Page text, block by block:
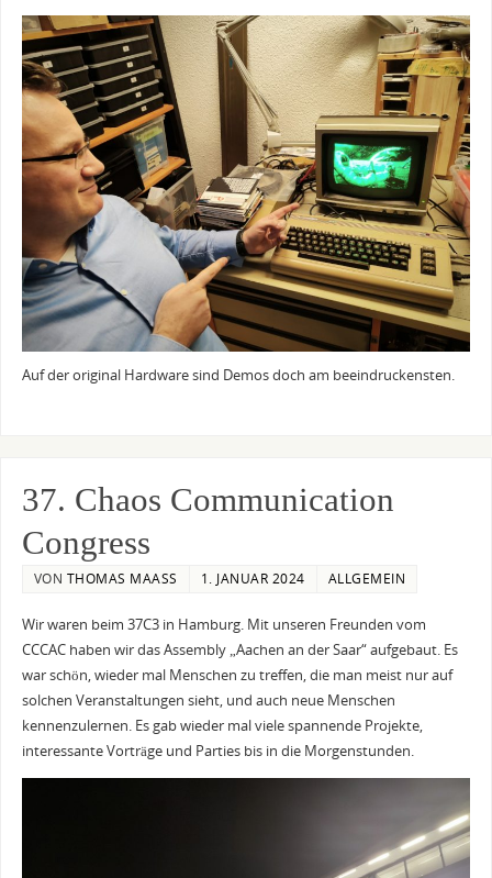
Auf der original Hardware sind Demos doch am beeindruckensten.
37. Chaos Communication
Congress
VON THOMAS MAASS 1. JANUAR 2024 ALLGEMEIN
Wir waren beim 37C3 in Hamburg. Mit unseren Freunden vom
CCCAC haben wir das Assembly „Aachen an der Saar“ aufgebaut. Es
war schön, wieder mal Menschen zu treffen, die man meist nur auf
solchen Veranstaltungen sieht, und auch neue Menschen
kennenzulernen. Es gab wieder mal viele spannende Projekte,
interessante Vorträge und Parties bis in die Morgenstunden.